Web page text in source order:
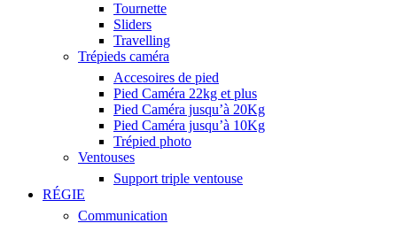
Tournette
Sliders
Travelling
Trépieds caméra
Accesoires de pied
Pied Caméra 22kg et plus
Pied Caméra jusqu’à 20Kg
Pied Caméra jusqu’à 10Kg
Trépied photo
Ventouses
Support triple ventouse
RÉGIE
Communication